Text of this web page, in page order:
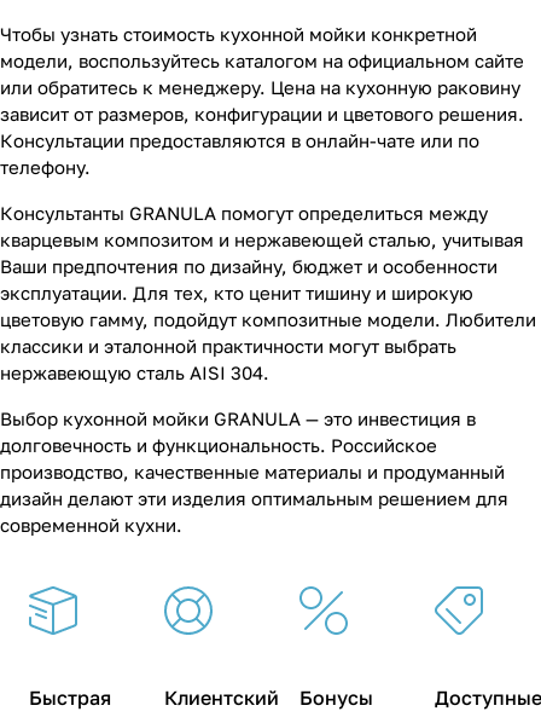
Чтобы узнать стоимость кухонной мойки конкретной
модели, воспользуйтесь каталогом на официальном сайте
или обратитесь к менеджеру. Цена на кухонную раковину
зависит от размеров, конфигурации и цветового решения.
Консультации предоставляются в онлайн-чате или по
телефону.
Консультанты GRANULA помогут определиться между
кварцевым композитом и нержавеющей сталью, учитывая
Ваши предпочтения по дизайну, бюджет и особенности
эксплуатации. Для тех, кто ценит тишину и широкую
цветовую гамму, подойдут композитные модели. Любители
классики и эталонной практичности могут выбрать
нержавеющую сталь AISI 304.
Выбор кухонной мойки GRANULA — это инвестиция в
долговечность и функциональность. Российское
производство, качественные материалы и продуманный
дизайн делают эти изделия оптимальным решением для
современной кухни.
Быстрая
Клиентский
Бонусы
Доступные